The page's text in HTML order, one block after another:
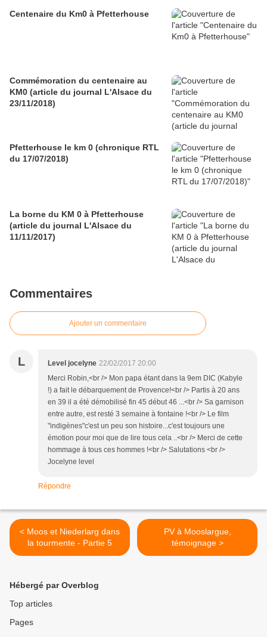
Centenaire du Km0 à Pfetterhouse
Commémoration du centenaire au
KM0 (article du journal L'Alsace du
23/11/2018)
Pfetterhouse le km 0 (chronique RTL
du 17/07/2018)
La borne du KM 0 à Pfetterhouse
(article du journal L'Alsace du
11/11/2017)
Commentaires
Ajouter un commentaire
L Level jocelyne 22/02/2017 20:00
Merci Robin,<br /> Mon papa étant dans la 9em DIC (Kabyle
!) a fait le débarquement de Provence!<br /> Partis à 20 ans
en 39 il a été démobilisé fin 45 début 46 ...<br /> Sa garnison
entre autre, est resté 3 semaine à fontaine !<br /> Le film
"indigènes"c'est un peu son histoire...c'est toujours une
émotion pour moi que de lire tous cela ..<br /> Merci de cette
hommage à tous ces hommes !<br /> Salutations <br />
Jocelyne level
Répondre
< Moos et Niederlarg dans
la tourmente - Partie 5
PV à Mooslargue,
témoignage >
Hébergé par Overblog
Top articles
Pages